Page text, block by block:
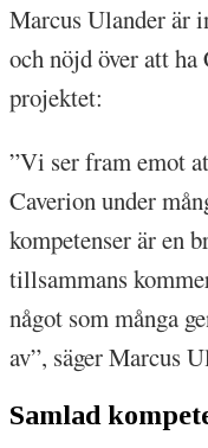
Marcus Ulander är
och nöjd över att ha
projektet:
”Vi ser fram emot
Caverion under
kompetenser är en
tillsammans
något som många
av”, säger Marcus
Samlad